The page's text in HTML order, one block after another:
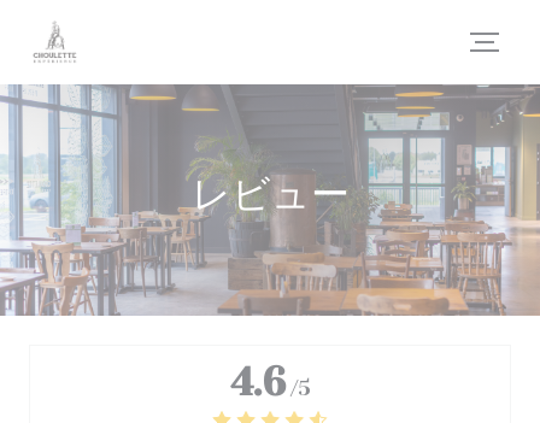
クッキー利用の管理について
レビュー
4.6 /5